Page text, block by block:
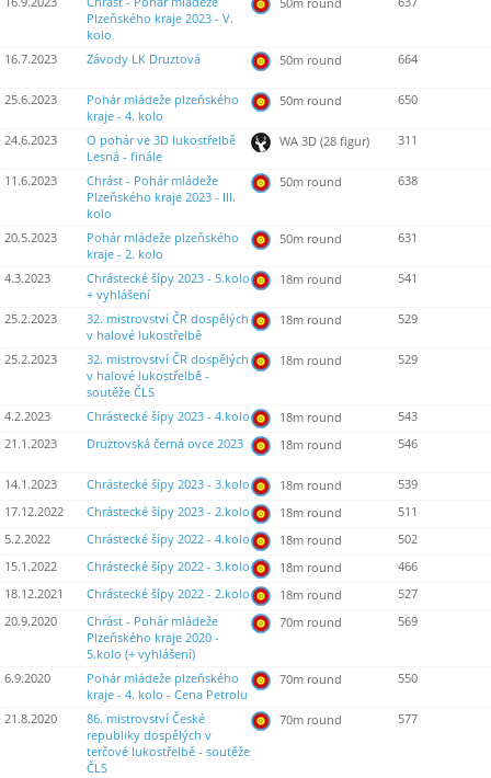
Plzeňského kraje 2023 - V.
kolo
50m round
16.7.2023 Závody LK Druztová 50m round 664
25.6.2023
Pohár mládeže plzeňského
kraje - 4. kolo
50m round 650
24.6.2023
O pohár ve 3D lukostřelbě
Lesná - finále
WA 3D (28 figur) 311
11.6.2023
Chrást - Pohár mládeže
Plzeňského kraje 2023 - III.
kolo
50m round 638
20.5.2023
Pohár mládeže plzeňského
kraje - 2. kolo
50m round 631
4.3.2023
Chrástecké šípy 2023 - 5.kolo
+ vyhlášení
18m round 541
25.2.2023
32. mistrovství ČR dospělých
v halové lukostřelbě
18m round 529
25.2.2023
32. mistrovství ČR dospělých
v halové lukostřelbě -
soutěže ČLS
18m round 529
4.2.2023 Chrástecké šípy 2023 - 4.kolo 18m round
543
21.1.2023
Druztovská černá ovce 2023 18m round 546
14.1.2023 Chrástecké šípy 2023 - 3.kolo 18m round
539
17.12.2022
Chrástecké šípy 2023 - 2.kolo 18m round
511
5.2.2022
Chrástecké šípy 2022 - 4.kolo 18m round
502
15.1.2022
Chrástecké šípy 2022 - 3.kolo 18m round
466
18.12.2021
Chrástecké šípy 2022 - 2.kolo 18m round
527
20.9.2020
Chrást - Pohár mládeže
Plzeňského kraje 2020 -
5.kolo (+ vyhlášení)
70m round 569
6.9.2020
Pohár mládeže plzeňského
kraje - 4. kolo - Cena Petrolu
70m round 550
21.8.2020
86. mistrovství České
republiky dospělých v
terčové lukostřelbě - soutěže
ČLS
70m round 577